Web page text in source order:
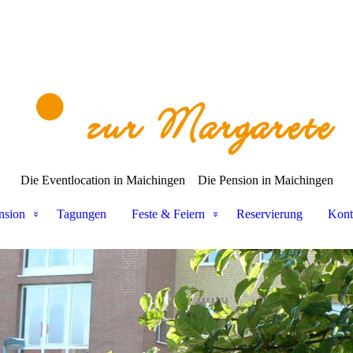
Die Eventlocation in Maichingen Die Pension in Maichingen
Tagungen Feste & Feiern Reservierung